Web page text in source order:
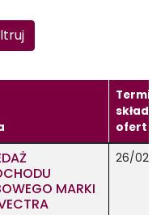
Termin
ofert
MARKI
26/02/